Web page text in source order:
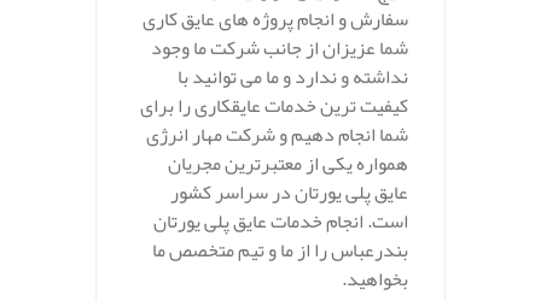
سفارش و انجام پروژه های عایق کاری
شما عزیزان از جانب شرکت ما وجود
نداشته و ندارد و ما می توانید با
کیفیت ترین خدمات عایقکاری را برای
شما انجام دهیم و شرکت مهار انرژی
همواره یکی از معتبرترین مجریان
عایق پلی یورتان در سراسر کشور
است. انجام خدمات عایق پلی یورتان
بندرعباس را از ما و تیم متخصص ما
بخواهید.